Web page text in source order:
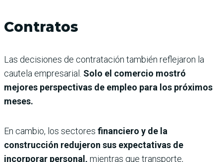
Contratos
Las decisiones de contratación también reflejaron la
cautela empresarial. Solo el comercio mostró
mejores perspectivas de empleo para los próximos
meses.
En cambio, los sectores financiero y de la
construcción redujeron sus expectativas de
incorporar personal, mientras que transporte,